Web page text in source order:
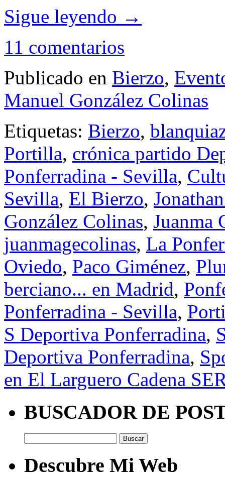
Sigue leyendo →
11 comentarios
Publicado en Bierzo,
Manuel González Colinas
Etiquetas: Bierzo,
Portilla, crónica partido
Ponferradina - Sevilla,
Sevilla, El Bierzo,
González Colinas, Juanma
juanmagecolinas, La
Oviedo, Paco Giménez,
berciano... en Madrid,
Ponferradina - Sevilla,
S Deportiva Ponferradina,
Deportiva Ponferradina,
en El Larguero Cadena
BUSCADOR DE
Descubre Mi Web